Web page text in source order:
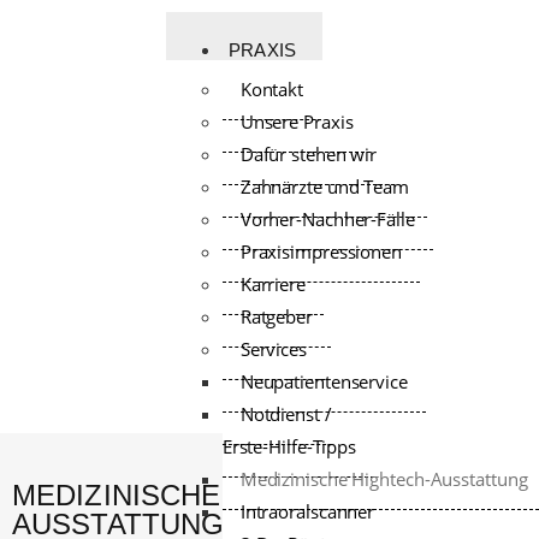
PRAXIS
Kontakt
Unsere Praxis
Dafür stehen wir
Zahnärzte und Team
Vorher-Nachher-Fälle
Praxisimpressionen
Karriere
Ratgeber
Services
Neupatientenservice
Notdienst /
Erste-Hilfe-Tipps
Medizinische Hightech-Ausstattung
Intraoralscanner
GANZHEITLICH, NACHHALTIG, PERSÖNLICH
MEDIZINISCHE HIGHTECH-
AUSSTATTUNG